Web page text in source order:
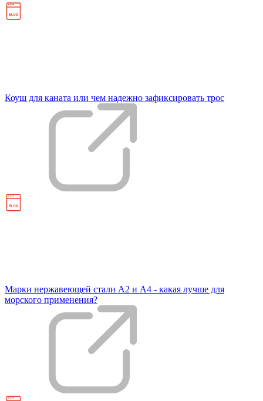
Коуш для каната или чем надежно зафиксировать трос
Марки нержавеющей стали А2 и А4 - какая лучше для
морского применения?